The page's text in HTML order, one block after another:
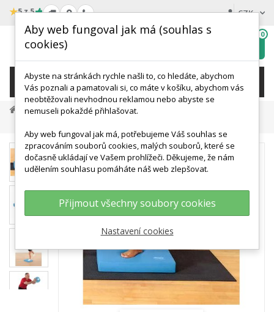
★5 z 5 CZK
wishlist
0
KATEGORIE
Terapie A Rehabilitace
Aby web fungoval jak má (souhlas s
cookies)
Abyste na stránkách rychle našli to, co hledáte, abychom
Vás poznali a pamatovali si, co máte v košíku, abychom vás
neobtěžovali nevhodnou reklamou nebo abyste se
nemuseli pokaždé přihlašovat.
Aby web fungoval jak má, potřebujeme Váš souhlas se
zpracováním souborů cookies, malých souborů, které se
dočasně ukládají ve Vašem prohlížeči. Děkujeme, že nám
udělením souhlasu pomáháte náš web zlepšovat.
Přijmout všechny soubory cookies
Nastavení cookies